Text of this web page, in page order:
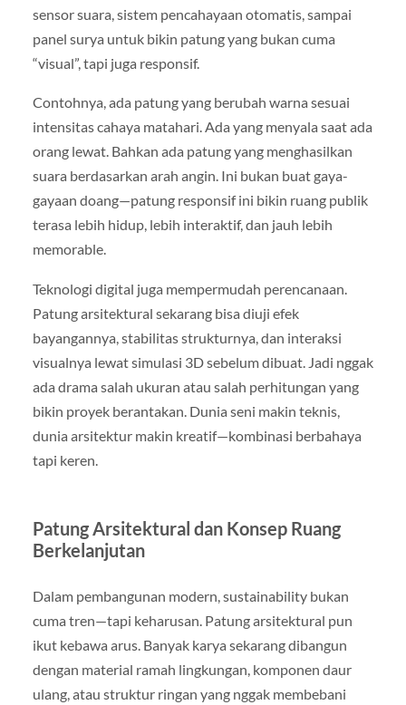
sensor suara, sistem pencahayaan otomatis, sampai
panel surya untuk bikin patung yang bukan cuma
“visual”, tapi juga responsif.
Contohnya, ada patung yang berubah warna sesuai
intensitas cahaya matahari. Ada yang menyala saat ada
orang lewat. Bahkan ada patung yang menghasilkan
suara berdasarkan arah angin. Ini bukan buat gaya-
gayaan doang—patung responsif ini bikin ruang publik
terasa lebih hidup, lebih interaktif, dan jauh lebih
memorable.
Teknologi digital juga mempermudah perencanaan.
Patung arsitektural sekarang bisa diuji efek
bayangannya, stabilitas strukturnya, dan interaksi
visualnya lewat simulasi 3D sebelum dibuat. Jadi nggak
ada drama salah ukuran atau salah perhitungan yang
bikin proyek berantakan. Dunia seni makin teknis,
dunia arsitektur makin kreatif—kombinasi berbahaya
tapi keren.
Patung Arsitektural dan Konsep Ruang
Berkelanjutan
Dalam pembangunan modern, sustainability bukan
cuma tren—tapi keharusan. Patung arsitektural pun
ikut kebawa arus. Banyak karya sekarang dibangun
dengan material ramah lingkungan, komponen daur
ulang, atau struktur ringan yang nggak membebani